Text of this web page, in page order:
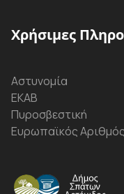
Χρήσιμες
Αστυνομία
ΕΚΑΒ
Πυροσβεστική
Ευρωπαϊκός Αριθμός